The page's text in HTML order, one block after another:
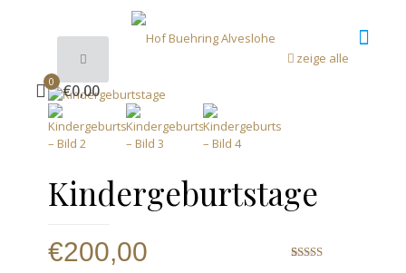
0 €0,00
zeige alle
Kindergeburtstage
€200,00